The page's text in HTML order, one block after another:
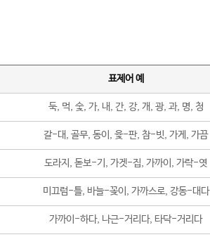
표제어 예
둑, 먹, 숯, 가, 내, 간, 강, 개, 광, 과, 명, 청
갈-대, 골무, 동이, 윷-판, 참-빗, 가게, 가끔
도라지, 돋보-기, 가겟-집, 가까이, 가락-엿
미끄럼-틀, 바늘-꽂이, 가까스로, 강동-대다
가까이-하다, 나근-거리다, 타닥-거리다